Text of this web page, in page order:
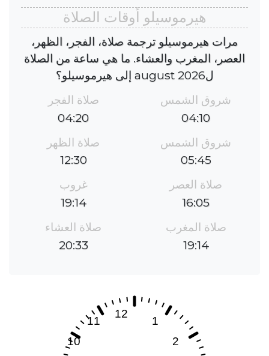
هيرموسيلو أوقات الصلاة
مرات هيرموسيلو ترجمة صلاة، الفجر، الظهر،
العصر، المغرب والعشاء. ما هي ساعة من الصلاة
لaugust 2026 إلى هيرموسيلو؟
شروق الشمس
04:10
صلاة الفجر
04:20
شروق الشمس
05:45
صلاة الظهر
12:30
صلاة العصر
16:05
غروب
19:14
صلاة المغرب
19:14
صلاة العشاء
20:33